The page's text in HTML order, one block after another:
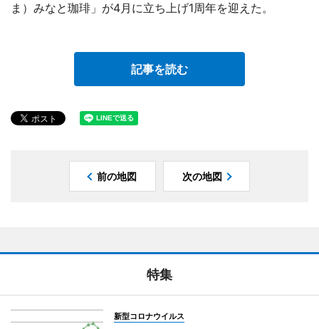
ま）みなと珈琲」が4月に立ち上げ1周年を迎えた。
記事を読む
前の地図 次の地図
特集
新型コロナウイルス